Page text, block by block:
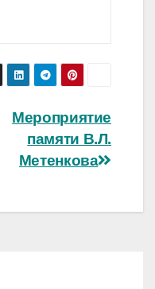
Мероприятие
памяти В.Л.
Метенкова